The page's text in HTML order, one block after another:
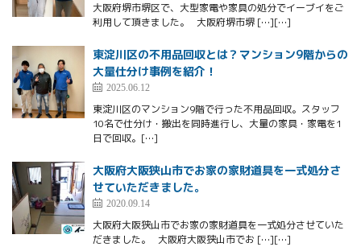
大阪府堺市堺区で、大型家電や家具の処分でイーブイをご
利用して頂きました。 大阪府堺市堺 […][…]
東淀川区の不用品回収とは？マンション9階からの
大量仕分け事例を紹介！
2025.06.12
東淀川区のマンション9階で行った不用品回収。スタッフ
10名で仕分け・搬出を同時進行し、大量の家具・家電を1
日で回収。[…]
大阪府大阪狭山市でお家の家財道具を一式処分さ
せていただきました。
2020.09.14
大阪府大阪狭山市でお家の家財道具を一式処分させていた
だきました。 大阪府大阪狭山市でお […][…]